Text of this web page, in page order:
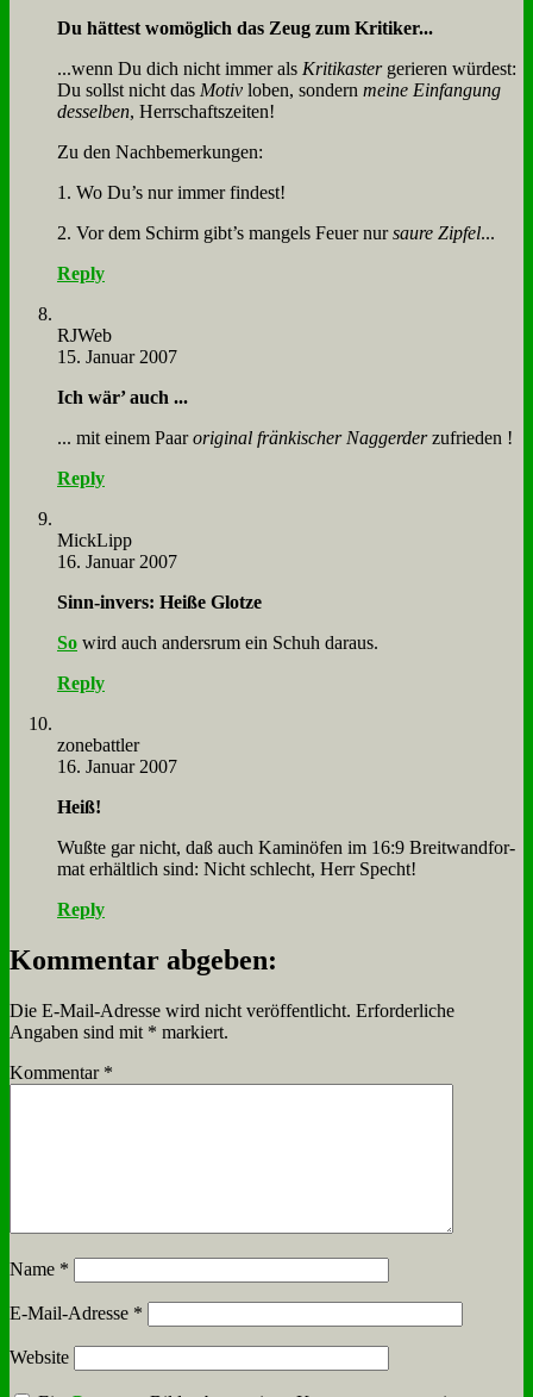
Du hät­test wo­mög­lich das Zeug zum Kri­ti­ker...
...wenn Du dich nicht im­mer als Kri­tik­asterge­rie­ren wür­dest:
Du sollst nicht das Mo­tiv lo­ben, son­dern mei­ne Ein­fan­gung
des­sel­ben, Herr­schafts­zei­ten!
Zu den Nach­be­mer­kun­gen:
1. Wo Du’s nur im­mer fin­dest!
2. Vor dem Schirm gibt’s man­gels Feu­er nursau­re Zip­fel...
Reply
RJ­Web
15. Januar 2007
Ich wär’ auch ...
... mit ei­nem Paarori­gi­nal frän­ki­scher Nag­ger­derzu­frie­den !
Reply
Mick­Lipp
16. Januar 2007
Sinn-in­vers: Hei­ße Glot­ze
So wird auch an­ders­rum ein Schuh dar­aus.
Reply
zone­batt­ler
16. Januar 2007
Heiß!
Wuß­te gar nicht, daß auch Ka­min­öfen im 16:9 Breit­wand­for­
mat er­hält­lich sind: Nicht schlecht, Herr Specht!
Reply
Kommentar abgeben:
Die E-Mail-Adresse wird nicht veröffentlicht. Erforderliche
Angaben sind mit * markiert.
Kommentar *
Name *
E-Mail-Adresse *
Website